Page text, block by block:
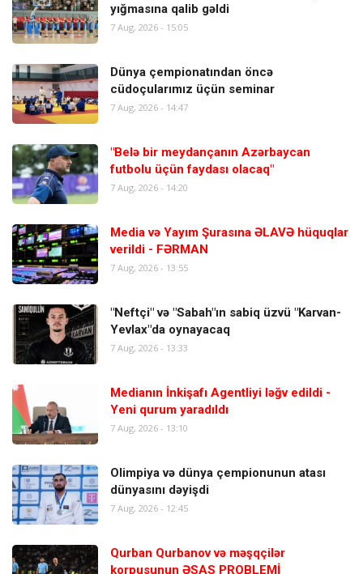
yığmasına qalib gəldi
7 Aug, 2026 - 15:05
Dünya çempionatından öncə
cüdoçularımız üçün seminar
7 Aug, 2026 - 14:47
"Belə bir meydançanın Azərbaycan
futbolu üçün faydası olacaq"
7 Aug, 2026 - 14:20
Media və Yayım Şurasına ƏLAVƏ hüquqlar
verildi - FƏRMAN
7 Aug, 2026 - 13:55
"Neftçi" və "Sabah"ın sabiq üzvü "Karvan-
Yevlax"da oynayacaq
7 Aug, 2026 - 13:33
Medianın İnkişafı Agentliyi ləğv edildi -
Yeni qurum yaradıldı
7 Aug, 2026 - 13:10
Olimpiya və dünya çempionunun atası
dünyasını dəyişdi
7 Aug, 2026 - 12:45
Qurban Qurbanov və məşqçilər
korpusunun ƏSAS PROBLEMİ